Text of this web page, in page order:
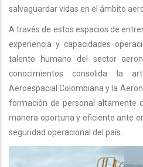
salvaguardar vidas en el ámbito
A través de estos espacios de
experiencia y capacidades
talento humano del sector
conocimientos consolida la
Aeroespacial Colombiana y la
formación de personal altamente
manera oportuna y eficiente ante
seguridad operacional del país.